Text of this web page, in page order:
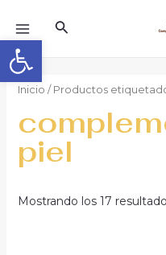
Abrir barra de herramientas
contenido
MENU
Buscar
Inicio / Productos
piel
Mostrando los 17